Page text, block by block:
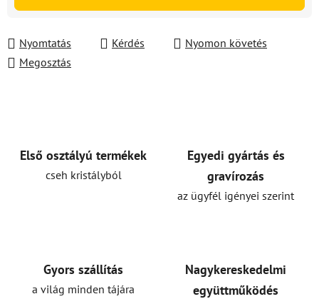
Nyomtatás Kérdés
Nyomon követés
Megosztás
Első osztályú termékek
cseh kristályból
Egyedi gyártás és
gravírozás
az ügyfél igényei szerint
Gyors szállítás
a világ minden tájára
Nagykereskedelmi
együttműködés